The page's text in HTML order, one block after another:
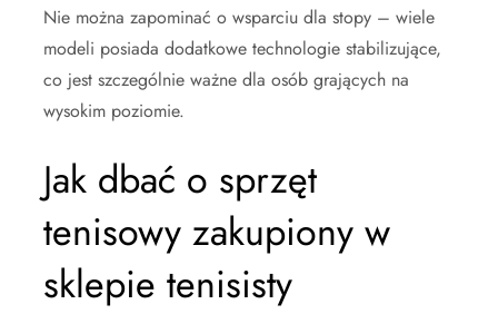
Nie można zapominać o wsparciu dla stopy – wiele
modeli posiada dodatkowe technologie stabilizujące,
co jest szczególnie ważne dla osób grających na
wysokim poziomie.
Jak dbać o sprzęt
tenisowy zakupiony w
sklepie tenisisty